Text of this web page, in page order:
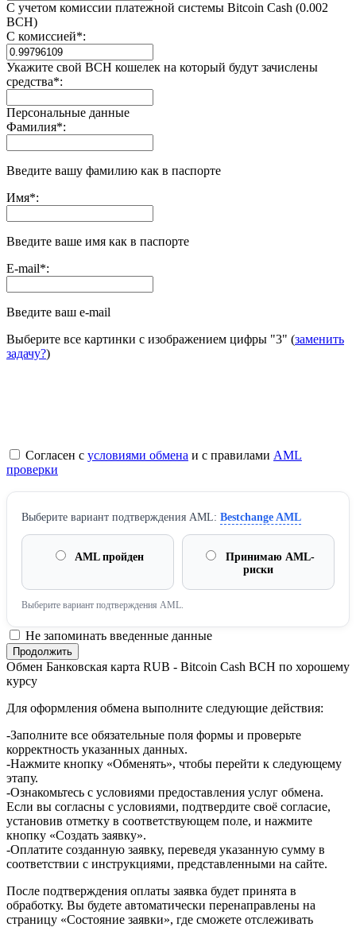
С учетом комиссии платежной системы Bitcoin Cash (0.002
BCH)
С комиссией*:
Укажите свой BCH кошелек на который будут зачислены
средства*:
Персональные данные
Фамилия*:
Введите вашу фамилию как в паспорте
Имя*:
Введите ваше имя как в паспорте
E-mail*:
Введите ваш e-mail
Выберите все картинки с изображением цифры "3" (заменить
задачу?)
Согласен с условиями обмена и с правилами AML
проверки
Выберите вариант подтверждения AML: Bestchange AML
AML пройден
Принимаю AML-
риски
Выберите вариант подтверждения AML.
Не запоминать введенные данные
Обмен Банковская карта RUB - Bitcoin Cash BCH по хорошему
курсу
Для оформления обмена выполните следующие действия:
-Заполните все обязательные поля формы и проверьте
корректность указанных данных.
-Нажмите кнопку «Обменять», чтобы перейти к следующему
этапу.
-Ознакомьтесь с условиями предоставления услуг обмена.
Если вы согласны с условиями, подтвердите своё согласие,
установив отметку в соответствующем поле, и нажмите
кнопку «Создать заявку».
-Оплатите созданную заявку, переведя указанную сумму в
соответствии с инструкциями, представленными на сайте.
После подтверждения оплаты заявка будет принята в
обработку. Вы будете автоматически перенаправлены на
страницу «Состояние заявки», где сможете отслеживать